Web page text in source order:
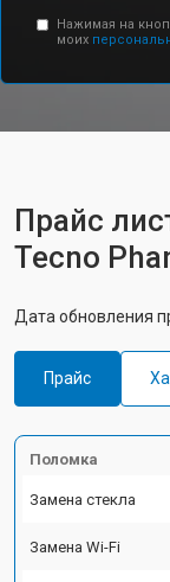
Нажимая на
моих
Прайс
Tecno
Дата обновления
Прайс
Поломка
Замена стекла
Замена Wi-Fi